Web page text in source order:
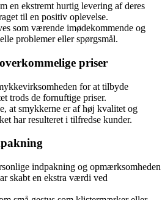
en ekstremt hurtig levering af deres
til en positiv oplevelse.
som værende imødekommende og
problemer eller spørgsmål.
priser
for at tilbyde
trods de fornuftige priser.
at smykkerne er af høj kvalitet og
har resulteret i tilfredse kunder.
indpakning og opmærksomheden
skabt en ekstra værdi ved